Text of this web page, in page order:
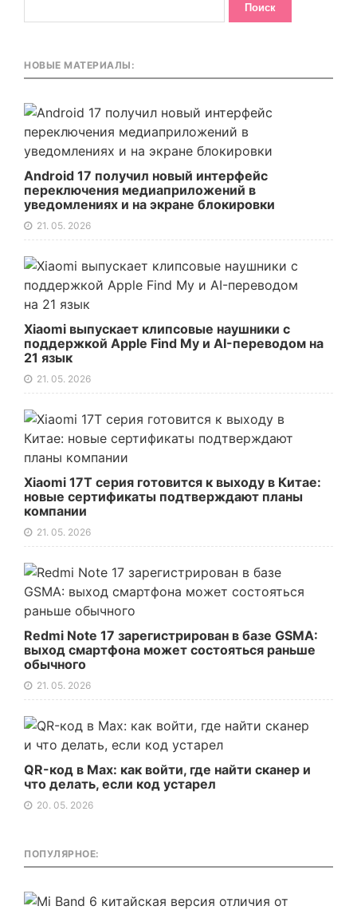
НОВЫЕ МАТЕРИАЛЫ:
Android 17 получил новый интерфейс
переключения медиаприложений в
уведомлениях и на экране блокировки
21. 05. 2026
Xiaomi выпускает клипсовые наушники с
поддержкой Apple Find My и AI-переводом на
21 язык
21. 05. 2026
Xiaomi 17T серия готовится к выходу в Китае:
новые сертификаты подтверждают планы
компании
21. 05. 2026
Redmi Note 17 зарегистрирован в базе GSMA:
выход смартфона может состояться раньше
обычного
21. 05. 2026
QR-код в Max: как войти, где найти сканер и
что делать, если код устарел
20. 05. 2026
ПОПУЛЯРНОЕ: